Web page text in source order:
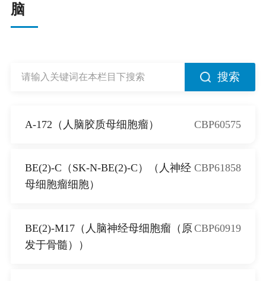
脑
搜索
A-172（人脑胶质母细胞瘤） CBP60575
BE(2)-C（SK-N-BE(2)-C）（人神经
母细胞瘤细胞）
CBP61858
BE(2)-M17（人脑神经母细胞瘤（原
发于骨髓））
CBP60919